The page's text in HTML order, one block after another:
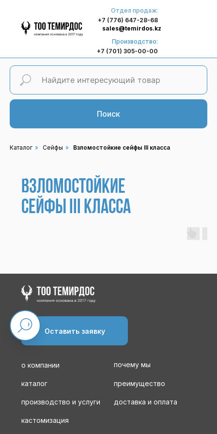
Отдел продаж:
+7 (776) 647-28-68
Производство:
+7 (701) 305-00-00
sales@temirdos.kz
Поиск
Каталог » Сейфы » Взломостойкие сейфы III класса
Взломостойкие
сейфы III класса
доставка и оплата
кастомизация
производство и услуги
каталог преимущество
почему мы
о компании
Оставить заявку